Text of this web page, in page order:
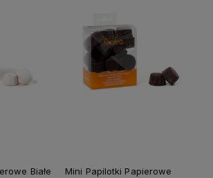
Białe
Mini Papilotki Papierowe